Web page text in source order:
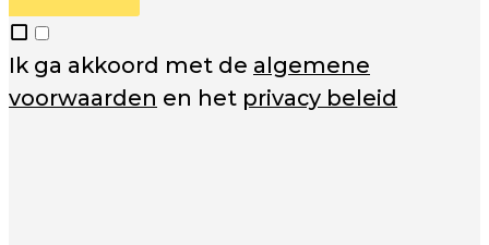
Ik ga akkoord met de algemene
voorwaarden en het privacy beleid